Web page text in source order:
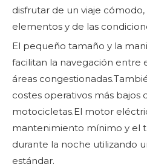
disfrutar de un viaje
elementos y de las
El pequeño tamaño y la
facilitan la navegación entre
áreas
costes operativos más bajos
motocicletas.El motor
mantenimiento mínimo y el
durante la noche utilizando
estándar.